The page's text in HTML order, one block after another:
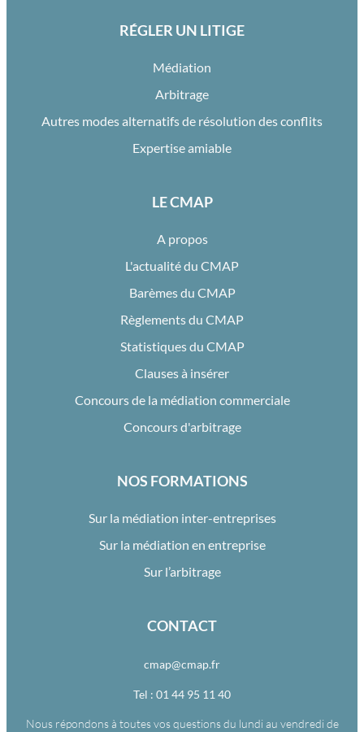
RÉGLER UN LITIGE
Médiation
Arbitrage
Autres modes alternatifs de résolution des conflits
Expertise amiable
LE CMAP
A propos
L'actualité du CMAP
Barèmes du CMAP
Règlements du CMAP
Statistiques du CMAP
Clauses à insérer
Concours de la médiation commerciale
Concours d'arbitrage
NOS FORMATIONS
Sur la médiation inter-entreprises
Sur la médiation en entreprise
Sur l’arbitrage
CONTACT
cmap@cmap.fr
Tel : 01 44 95 11 40
Nous répondons à toutes vos questions du lundi au vendredi de